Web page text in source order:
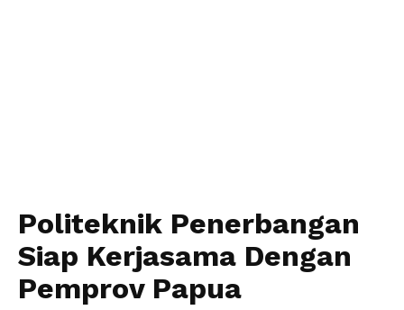
Politeknik Penerbangan
Siap Kerjasama Dengan
Pemprov Papua